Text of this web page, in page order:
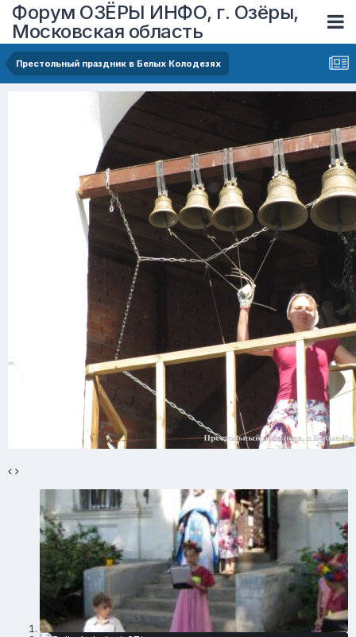
Форум ОЗЁРЫ ИНФО, г. Озёры,
Московская область
Престольный праздник в Белых Колодезях